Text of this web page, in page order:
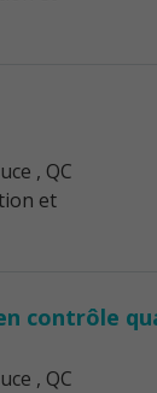
, QC
et
contrôle
, QC